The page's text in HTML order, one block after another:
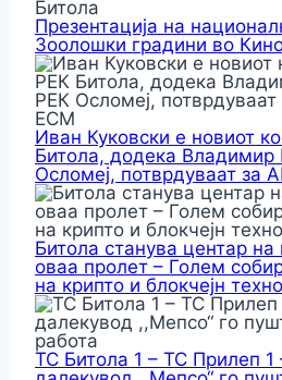
Презентација на
Зоолошки градини во
Иван Куковски е новиот
Битола, додека Владимир
Осломеј, потврдуваат
Битола станува центар на
оваа пролет – Голем
на крипто и блокчејн
ТС Битола 1 – ТС Прилеп 1